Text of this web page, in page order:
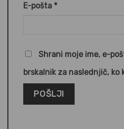
E-pošta *
Shrani moje ime, e-
brskalnik za naslednjič, ko